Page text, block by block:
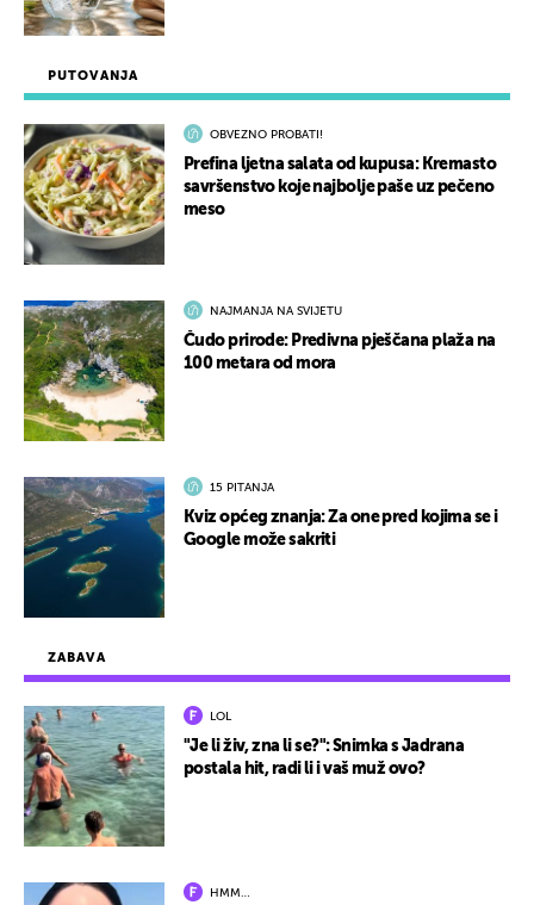
ZABAVA
LOL
"Je li živ, zna li se?": Snimka s Jadrana
postala hit, radi li i vaš muž ovo?
HMM…
PUTOVANJA
OBVEZNO PROBATI!
Prefina ljetna salata od kupusa: Kremasto
savršenstvo koje najbolje paše uz pečeno
meso
NAJMANJA NA SVIJETU
Čudo prirode: Predivna pješčana plaža na
100 metara od mora
15 PITANJA
Kviz općeg znanja: Za one pred kojima se i
Google može sakriti